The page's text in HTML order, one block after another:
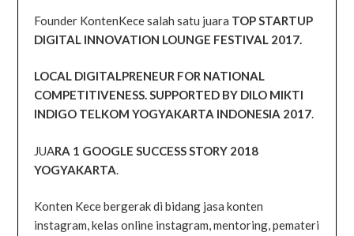
Founder KontenKece salah satu juara TOP STARTUP
DIGITAL INNOVATION LOUNGE FESTIVAL 2017.
LOCAL DIGITALPRENEUR FOR NATIONAL
COMPETITIVENESS. SUPPORTED BY DILO MIKTI
INDIGO TELKOM YOGYAKARTA INDONESIA 2017.
JUARA 1 GOOGLE SUCCESS STORY 2018
YOGYAKARTA.
Konten Kece bergerak di bidang jasa konten
instagram, kelas online instagram, mentoring, pemateri